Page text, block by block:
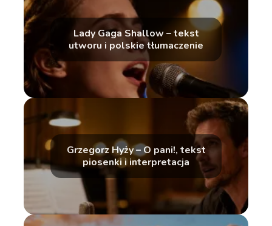
Lady Gaga Shallow – tekst
utworu i polskie tłumaczenie
Grzegorz Hyży – O pani!, tekst
piosenki i interpretacja